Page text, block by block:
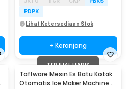
PDPK
Lihat Ketersediaan Stok
+ Keranjang
TERJUAL HABIS
Taffware Mesin Es Batu Kotak
Otomatis Ice Maker Machine